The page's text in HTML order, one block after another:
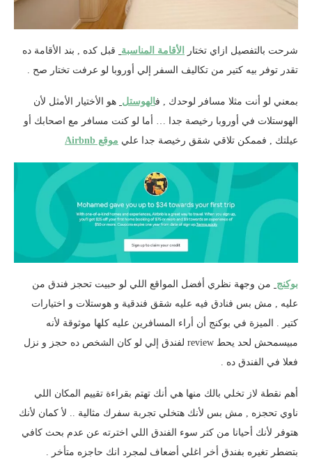
شرحت بالتفصيل ازاي تختار الأقامة المناسبة
قبل كده , بند الأقامة ده
تقدر توفر بيه كتير من تكاليف السفر إلي أوروبا لو عرفت تختار صح .
بمعني لو أنت مثلا مسافر لوحدك , فالهوستل هو الأختيار الأمثل لأن
الهوستلات في أوروبا رخيصة جدا … أما لو كنت مسافر مع اصحابك أو
عيلتك , فممكن تلاقي شقق رخيصة جدا علي موقع Airbnb
بوكنج
من وجهة نظري أفضل المواقع اللي لو حبيت تحجز فندق من
عليه , مش بس فنادق فيه عليه شقق فندقية و هوستلات و اختيارات
كتير . الميزة في بوكنج أن أراء المسافرين عليه كلها موثوقة لأنه
مبيسمحش لحد يحط review لفندق إلي لو كان الشخص ده حجز و نزل
فعلا في الفندق ده .
أهم نقطة لاز تخلي بالك منها هي أنك تهتم بقراءة تقييم المكان اللي
ناوي تحجزه , مش بس لأنك هتخلي تجربة سفرك مثالية .. لأ كمان لأنك
هتوفر لأنك أحيانا من كتر سوء الفندق اللي اخترته عن عدم بحث كافي
بتضطر تغيره بفندق أخر اغلي أضعاف لمجرد انك حاجزه متأخر .